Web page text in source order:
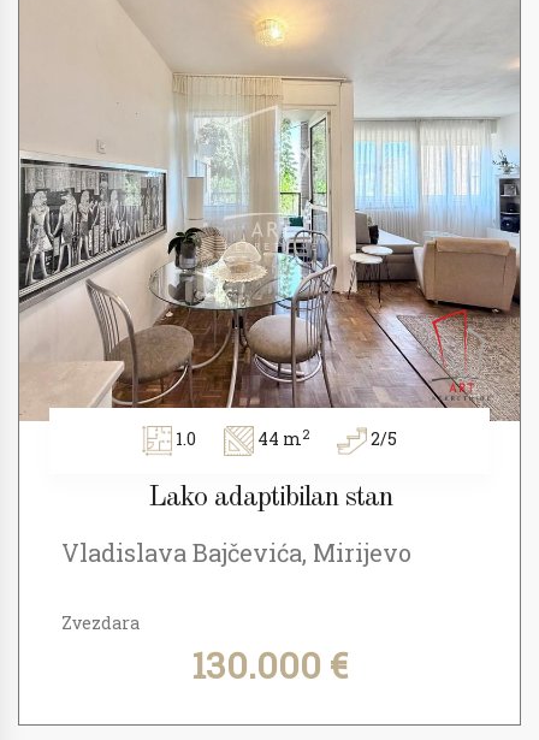
1.0 44 m2 2/5
Lako adaptibilan stan
Vladislava Bajčevića, Mirijevo
Zvezdara
130.000 €